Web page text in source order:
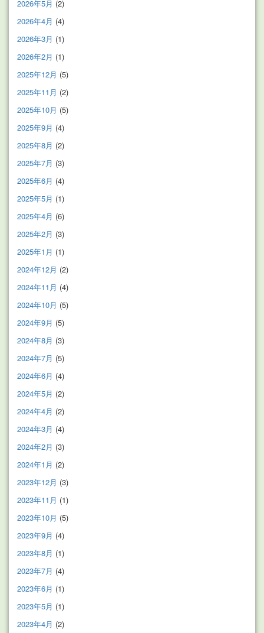
2026年5月 (2)
2026年4月 (4)
2026年3月 (1)
2026年2月 (1)
2025年12月 (5)
2025年11月 (2)
2025年10月 (5)
2025年9月 (4)
2025年8月 (2)
2025年7月 (3)
2025年6月 (4)
2025年5月 (1)
2025年4月 (6)
2025年2月 (3)
2025年1月 (1)
2024年12月 (2)
2024年11月 (4)
2024年10月 (5)
2024年9月 (5)
2024年8月 (3)
2024年7月 (5)
2024年6月 (4)
2024年5月 (2)
2024年4月 (2)
2024年3月 (4)
2024年2月 (3)
2024年1月 (2)
2023年12月 (3)
2023年11月 (1)
2023年10月 (5)
2023年9月 (4)
2023年8月 (1)
2023年7月 (4)
2023年6月 (1)
2023年5月 (1)
2023年4月 (2)